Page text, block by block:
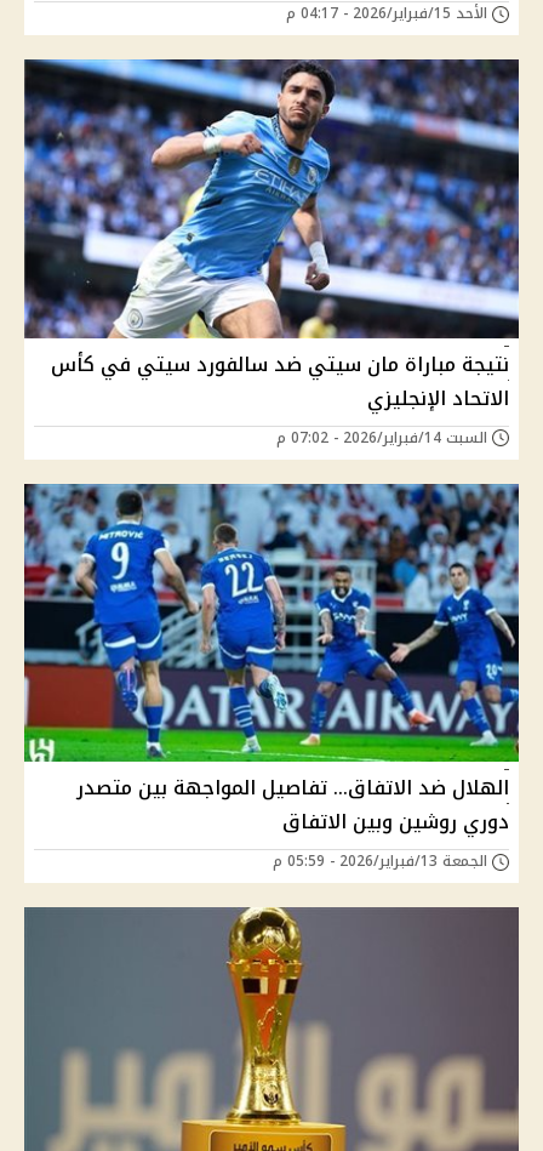
الأحد 15/فبراير/2026 - 04:17 م
نتيجة مباراة مان سيتي ضد سالفورد سيتي في كأس
الاتحاد الإنجليزي
السبت 14/فبراير/2026 - 07:02 م
الهلال ضد الاتفاق… تفاصيل المواجهة بين متصدر
دوري روشين وبين الاتفاق
الجمعة 13/فبراير/2026 - 05:59 م